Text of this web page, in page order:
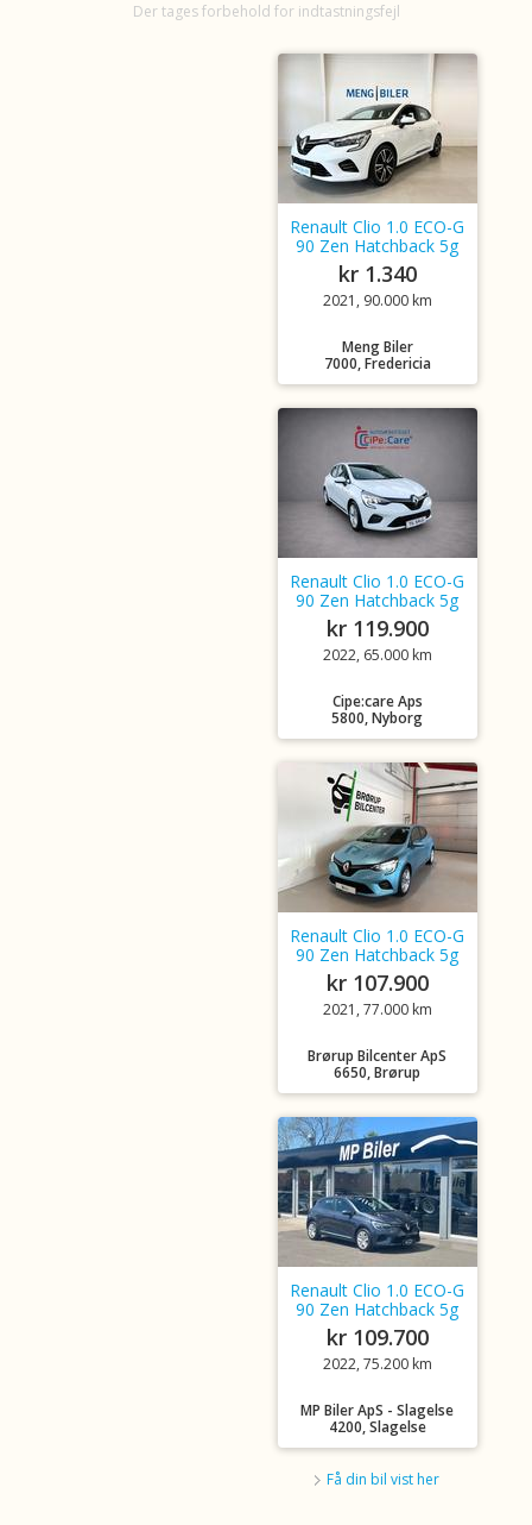
Der tages forbehold for indtastningsfejl
Renault Clio 1.0 ECO-G
90 Zen Hatchback 5g
kr 1.340
2021, 90.000 km
Meng Biler
7000, Fredericia
Renault Clio 1.0 ECO-G
90 Zen Hatchback 5g
kr 119.900
2022, 65.000 km
Cipe:care Aps
5800, Nyborg
Renault Clio 1.0 ECO-G
90 Zen Hatchback 5g
kr 107.900
2021, 77.000 km
Brørup Bilcenter ApS
6650, Brørup
Renault Clio 1.0 ECO-G
90 Zen Hatchback 5g
kr 109.700
2022, 75.200 km
MP Biler ApS - Slagelse
4200, Slagelse
Få din bil vist her